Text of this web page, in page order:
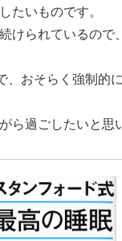
たいものです。
けられているので
、おそらく強制的
ら過ごしたいと思